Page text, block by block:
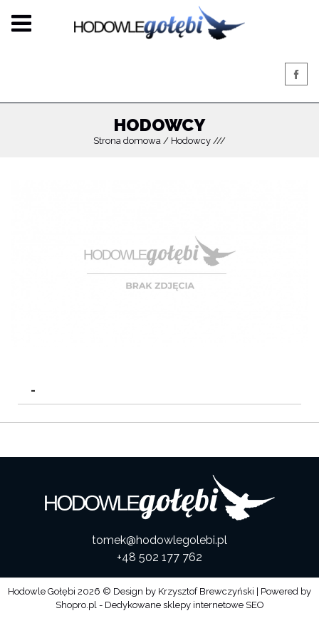
HODOWCY
Strona domowa Hodowcy
-
tomek@hodowlegolebi.pl
+48 502 177 762
Hodowle Gołębi 2026 © Design by Krzysztof Brewczyński | Powered by
Shopro.pl - Dedykowane sklepy internetowe SEO